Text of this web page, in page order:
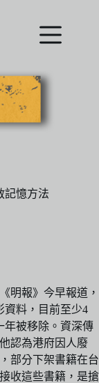
記憶方法
明報》今早報道，
資料，目前至少4
年被移除。資深傳
認為港府因人廢
部分下架書籍在台
收這些書籍，是搶